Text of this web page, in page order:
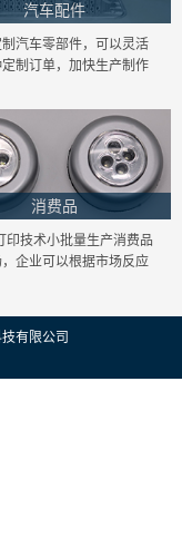
汽车配件
汽车零部件，可以灵活
制订单，加快生产制作
消费品
印技术小批量生产消费品
企业可以根据市场反应
有限公司